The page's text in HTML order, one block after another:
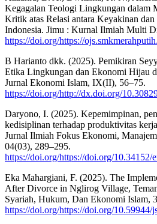
Kegagalan Teologi Lingkungan dalam
Kritik atas Relasi antara Keyakinan
Indonesia. Jimu : Kurnal Ilmiah Multi
https://doi.org/https://
B Harianto dkk. (2025). Pemikiran
Etika Lingkungan dan Ekonomi Hijau
Jurnal Ekonomi Islam, IX(II), 56–75.
https://doi.org/http://dx.doi.org/
Daryono, I. (2025). Kepemimpinan,
kedisiplinan terhadap produktivitas
Jurnal Ilmiah Fokus Ekonomi,
04(03), 289–295.
https://doi.org/https://doi.org/10.34152/
Eka Mahargiani, F. (2025). The
After Divorce in Nglirog Village,
Syariah, Hukum, Dan Ekonomi Islam,
https://doi.org/https://doi.org/10.59944/